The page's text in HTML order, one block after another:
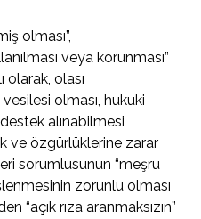
olması”,
veya korunması”
olarak, olası
olması, hukuki
alınabilmesi
ve özgürlüklerine zarar
sorumlusunun “meşru
zorunlu olması
“açık rıza aranmaksızın”